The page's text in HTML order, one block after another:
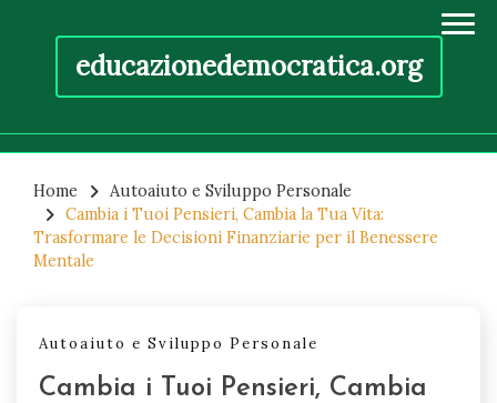
educazionedemocratica.org
content
Home
Autoaiuto e Sviluppo Personale
Cambia i Tuoi Pensieri, Cambia la Tua Vita:
Trasformare le Decisioni Finanziarie per il Benessere
Mentale
Autoaiuto e Sviluppo Personale
Cambia i Tuoi Pensieri, Cambia